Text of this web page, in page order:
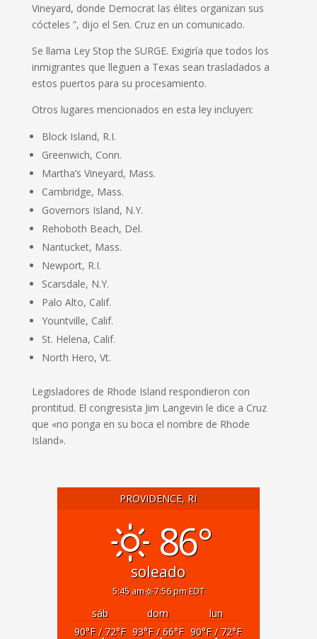
Vineyard, donde Democrat las élites organizan sus
cócteles ”, dijo el Sen. Cruz en un comunicado.
Se llama Ley Stop the SURGE. Exigiría que todos los
inmigrantes que lleguen a Texas sean trasladados a
estos puertos para su procesamiento.
Otros lugares mencionados en esta ley incluyen:
Block Island, R.I.
Greenwich, Conn.
Martha’s Vineyard, Mass.
Cambridge, Mass.
Governors Island, N.Y.
Rehoboth Beach, Del.
Nantucket, Mass.
Newport, R.I.
Scarsdale, N.Y.
Palo Alto, Calif.
Yountville, Calif.
St. Helena, Calif.
North Hero, Vt.
Legisladores de Rhode Island respondieron con
prontitud. El congresista Jim Langevin le dice a Cruz
que «no ponga en su boca el nombre de Rhode
Island».
PROVIDENCE, RI
86°
soleado
5:45 am 7:56 pm EDT
sáb dom
lun
90°F/ 72°F 93°F/ 66°F 90°F/ 72°F